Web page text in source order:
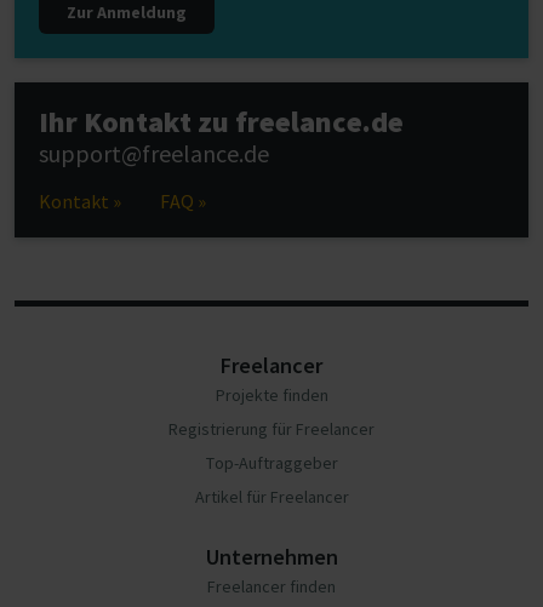
Zur Anmeldung
Ihr Kontakt zu freelance.de
support@freelance.de
Kontakt » FAQ »
Freelancer
Projekte finden
Registrierung für Freelancer
Top-Auftraggeber
Artikel für Freelancer
Unternehmen
Freelancer finden